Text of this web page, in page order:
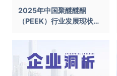
2025年中国聚醚醚酮
（PEEK）行业发展现状及